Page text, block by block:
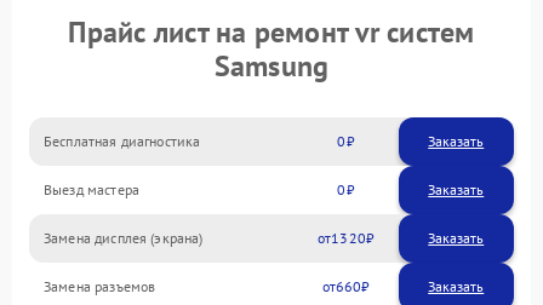
Прайс лист на ремонт vr систем
Samsung
Бесплатная диагностика 0 Заказать
Выезд мастера 0 Заказать
Замена дисплея (экрана) 1320
Замена разъемов 660